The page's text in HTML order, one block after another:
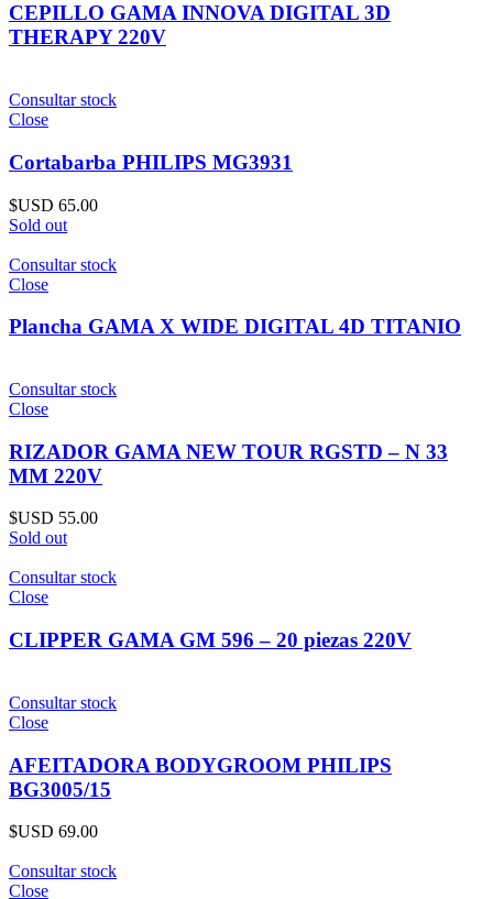
CEPILLO GAMA INNOVA DIGITAL 3D
THERAPY 220V
Consultar stock
Close
Cortabarba PHILIPS MG3931
$USD 65.00
Sold out
Consultar stock
Close
Plancha GAMA X WIDE DIGITAL 4D TITANIO
Consultar stock
Close
RIZADOR GAMA NEW TOUR RGSTD – N 33
MM 220V
$USD 55.00
Sold out
Consultar stock
Close
CLIPPER GAMA GM 596 – 20 piezas 220V
Consultar stock
Close
AFEITADORA BODYGROOM PHILIPS
BG3005/15
$USD 69.00
Consultar stock
Close